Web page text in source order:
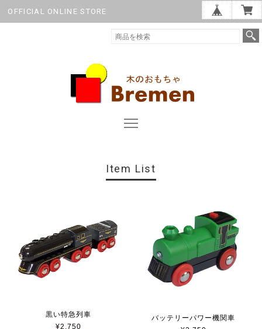
OFFICIAL ONLINE STORE
Item List
黒い特急列車
¥2,750
バッテリーパワー機関車